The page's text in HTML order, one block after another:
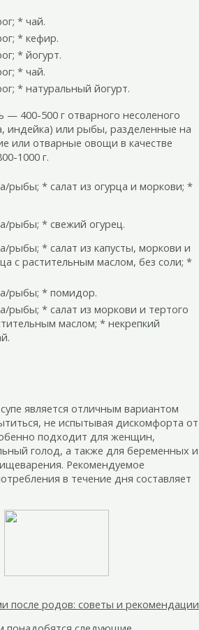
* чай.
* кефир.
* йогурт.
* чай.
* натуральный йогурт.
400-500 г отварного несоленого
индейка) или рыбы, разделенные на
или отварные овощи в качестве
1000 г.
рыбы; * салат из огурца и моркови; *
рыбы; * свежий огурец.
рыбы; * салат из капусты, моркови и
с растительным маслом, без соли; *
рыбы; * помидор.
рыбы; * салат из моркови и тертого
маслом; * некрепкий
является отличным вариантом
не испытывая дискомфорта от
подходит для женщин,
голод, а также для беременных и
Рекомендуемое
в течение дня составляет
после родов: советы и рекомендации